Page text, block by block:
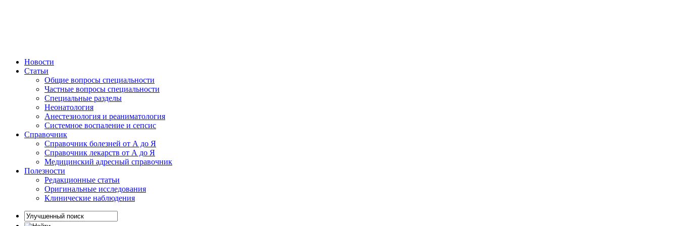
Новости
Статьи
Общие вопросы специальности
Частные вопросы специальности
Специальные разделы
Неонатология
Анестезиология и реаниматология
Системное воспаление и сепсис
Справочник
Справочник болезней от А до Я
Справочник лекарств от А до Я
Медицинский адресный справочник
Полезности
Редакционные статьи
Оригинальные исследования
Клинические наблюдения